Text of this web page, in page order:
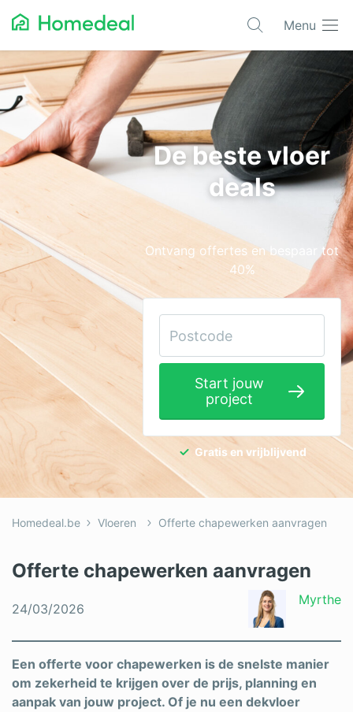
Menu
Populaire projecten
Aannemer
Airco
Alarmsystemen
Architect
Asbest
Bestrating
Cv-ketels
Dakwerken
Elektricien
Gevelwerken
Glas
Hekwerken
Hovenier
Isolatie
Loodgieter
Rolluiken
Schilder
De beste vloer
deals
Ontvang offertes en bespaar tot
40%
Start jouw
project
Gratis en vrijblijvend
Homedeal.be Vloeren Offerte chapewerken aanvragen
Offerte chapewerken aanvragen
24/03/2026
Myrthe
Een offerte voor chapewerken is de snelste manier
om zekerheid te krijgen over de prijs, planning en
aanpak van jouw project. Of je nu een dekvloer